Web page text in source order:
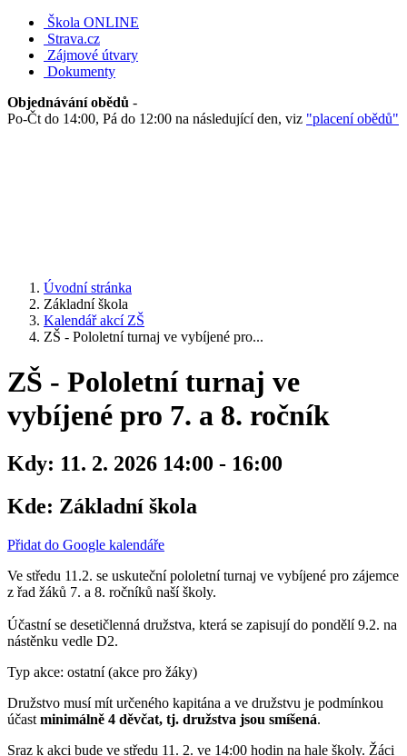
Škola ONLINE
Strava.cz
Zájmové útvary
Dokumenty
Objednávání obědů -
Po-Čt do 14:00, Pá do 12:00 na následující den, viz "placení obědů"
Úvodní stránka
Základní škola
Kalendář akcí ZŠ
ZŠ - Pololetní turnaj ve vybíjené pro...
ZŠ - Pololetní turnaj ve
vybíjené pro 7. a 8. ročník
Kdy: 11. 2. 2026 14:00 - 16:00
Kde: Základní škola
Přidat do Google kalendáře
Ve středu 11.2. se uskuteční pololetní turnaj ve vybíjené pro zájemce
z řad žáků 7. a 8. ročníků naší školy.
Účastní se desetičlenná družstva, která se zapisují do pondělí 9.2. na
nástěnku vedle D2.
Typ akce: ostatní (akce pro žáky)
Družstvo musí mít určeného kapitána a ve družstvu je podmínkou
účast minimálně 4 děvčat, tj. družstva jsou smíšená.
Sraz k akci bude ve středu 11. 2. ve 14:00 hodin na hale školy. Žáci